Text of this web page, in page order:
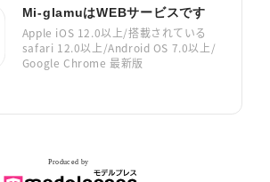
Mi-glamuはWEBサービスです
Apple iOS 12.0以上/搭載されている
safari 12.0以上/Android OS 7.0以上/
Google Chrome 最新版